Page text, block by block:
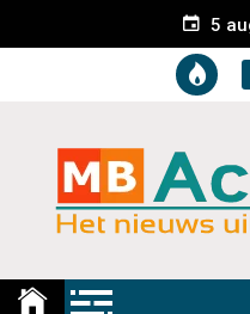
e
5
Medemblik